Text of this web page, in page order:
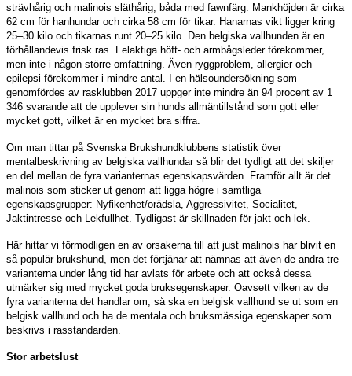
strävhårig och malinois släthårig, båda med fawnfärg. Mankhöjden är cirka
62 cm för hanhundar och cirka 58 cm för tikar. Hanarnas vikt ligger kring
25–30 kilo och tikarnas runt 20–25 kilo. Den belgiska vallhunden är en
förhållandevis frisk ras. Felaktiga höft- och armbågsleder förekommer,
men inte i någon större omfattning. Även ryggproblem, allergier och
epilepsi förekommer i mindre antal. I en hälsoundersökning som
genomfördes av rasklubben 2017 uppger inte mindre än 94 procent av 1
346 svarande att de upplever sin hunds allmäntillstånd som gott eller
mycket gott, vilket är en mycket bra siffra.
Om man tittar på Svenska Brukshundklubbens statistik över
mentalbeskrivning av belgiska vallhundar så blir det tydligt att det skiljer
en del mellan de fyra varianternas egenskapsvärden. Framför allt är det
malinois som sticker ut genom att ligga högre i samtliga
egenskapsgrupper: Nyfikenhet/orädsla, Aggressivitet, Socialitet,
Jaktintresse och Lekfullhet. Tydligast är skillnaden för jakt och lek.
Här hittar vi förmodligen en av orsakerna till att just malinois har blivit en
så populär brukshund, men det förtjänar att nämnas att även de andra tre
varianterna under lång tid har avlats för arbete och att också dessa
utmärker sig med mycket goda bruksegenskaper. Oavsett vilken av de
fyra varianterna det handlar om, så ska en belgisk vallhund se ut som en
belgisk vallhund och ha de mentala och bruksmässiga egenskaper som
beskrivs i rasstandarden.
Stor arbetslust